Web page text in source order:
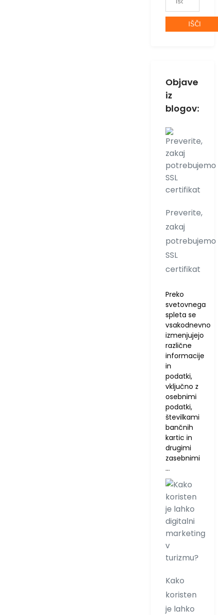
Objave
iz
blogov:
Preverite,
zakaj
potrebujemo
SSL
certifikat
Preko
svetovnega
spleta se
vsakodnevno
izmenjujejo
različne
informacije
in
podatki,
vključno z
osebnimi
podatki,
številkami
bančnih
kartic in
drugimi
zasebnimi
…
Kako
koristen
je lahko